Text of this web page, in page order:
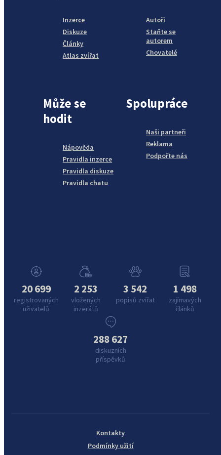
Inzerce
Diskuze
Články
Atlas zvířat
Autoři
Staňte se
autorem
Chovatelé
Může se
hodit
Nápověda
Pravidla inzerce
Pravidla diskuze
Pravidla chatu
Spolupráce
Naši partneři
Reklama
Podpořte nás
20 699
registrovaných
uživatelů
2 253
vložených
inzerátů
3 542
popisů zvířat
1 498
zajímavých
článků
288 627
diskuzních
příspěvků
Kontakty
Podmínky užití